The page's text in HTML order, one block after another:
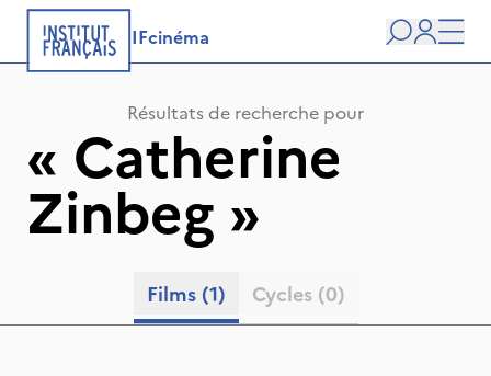
IFcinéma
user
Résultats de recherche pour
« Catherine
Zinbeg »
Films (1) Cycles (0)